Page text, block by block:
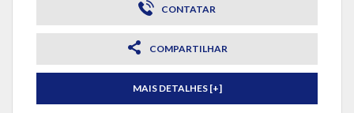
CONTATAR
COMPARTILHAR
MAIS DETALHES [+]